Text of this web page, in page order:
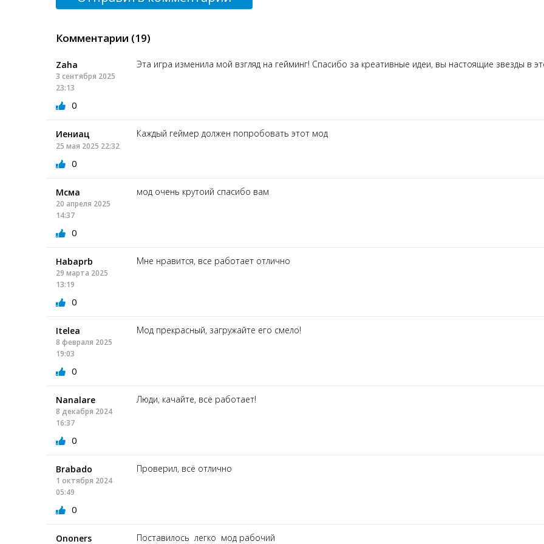
Комментарии (19)
Zaha
3 сентября 2025
23:13
Эта игра изменила мой взгляд на гейминг! Спасибо за креативные идеи, вы настоящие звезды в
0
Иениац
25 мая 2025 22:32
Каждый геймер должен попробовать этот мод
0
Мсма
20 апреля 2025
14:37
мод очень крутоий спасибо вам
0
Habaprb
29 марта 2025
13:19
Мне нравится, все работает отлично
0
Itelea
8 февраля 2025
19:03
Мод прекрасный, загружайте его смело!
0
Nanalare
8 декабря 2024
16:37
Люди, качайте, всё работает!
0
Brabado
1 октября 2024
05:49
Проверил, всё отлично
0
Ononers Поставилось легко мод рабочий